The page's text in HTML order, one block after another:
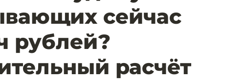
сейчас
рублей?
расчёт